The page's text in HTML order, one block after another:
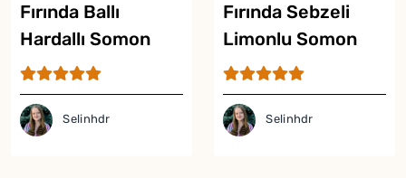
Fırında Ballı
Hardallı Somon
Tarifi
Selinhdr
Fırında Sebzeli
Limonlu Somon
Tarifi
Selinhdr